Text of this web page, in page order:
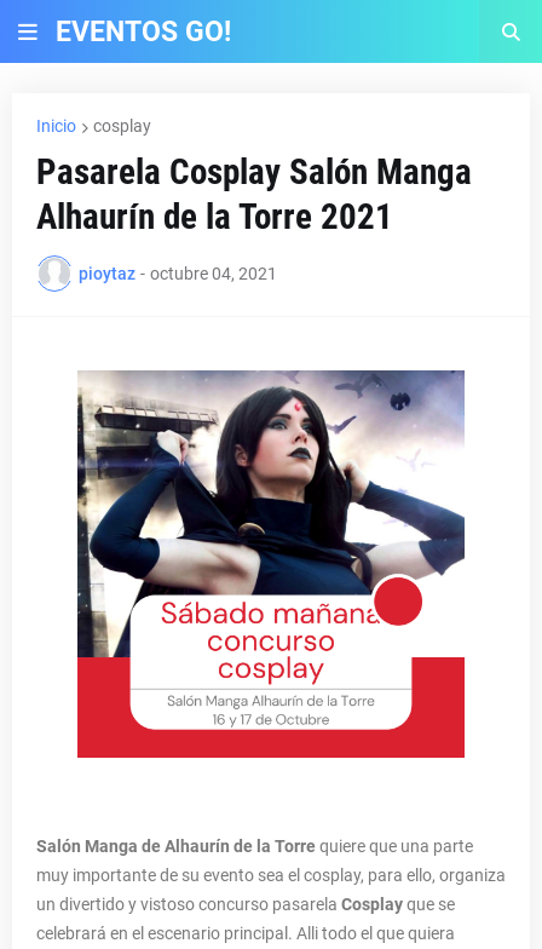
EVENTOS GO!
Inicio cosplay
Pasarela Cosplay Salón Manga
Alhaurín de la Torre 2021
pioytaz - octubre 04, 2021
Salón Manga de Alhaurín de la Torrequiere que una parte
muy importante de su evento sea el cosplay, para ello, organiza
un divertido y vistoso concurso pasarela Cosplayque se
celebrará en el escenario principal. Alli todo el que quiera